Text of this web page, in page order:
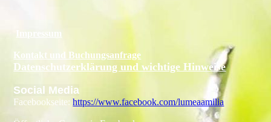
Impressum
Kontakt und Buchungsanfrage
Datenschutzerklärung und wichtige Hinweise
Social Media
Facebookseite:https://www.facebook.com/lumeaamilia